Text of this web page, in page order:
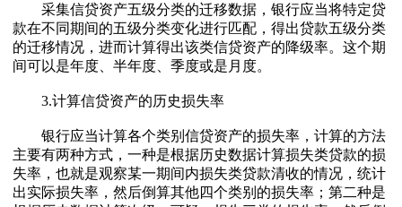
采集信贷资产五级分类的迁移数据，银行应当将特定贷
款在不同期间的五级分类变化进行匹配，得出贷款五级分类
的迁移情况，进而计算得出该类信贷资产的降级率。这个期
间可以是年度、半年度、季度或是月度。
3.计算信贷资产的历史损失率
银行应当计算各个类别信贷资产的损失率，计算的方法
主要有两种方式，一种是根据历史数据计算损失类贷款的损
失率，也就是观察某一期间内损失类贷款清收的情况，统计
出实际损失率，然后倒算其他四个类别的损失率；第二种是